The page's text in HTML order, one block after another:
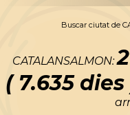
Buscar ciutat de
CATALANSALMON:
( 7.635 dies